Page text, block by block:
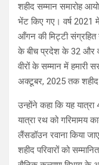
शहीद सम्मान समारोह
भेंट किए गए। वर्ष 2021
आँगन की मिट्टी
के बीच प्रदेश के 32 और
वीरों के सम्मान में हमारी
अक्टूबर, 2025 तक शहीद
उन्होंने कहा कि यह
यात्रा रथ को गरिमामय
लैंसडॉउन रवाना किया
शहीद परिवारों को